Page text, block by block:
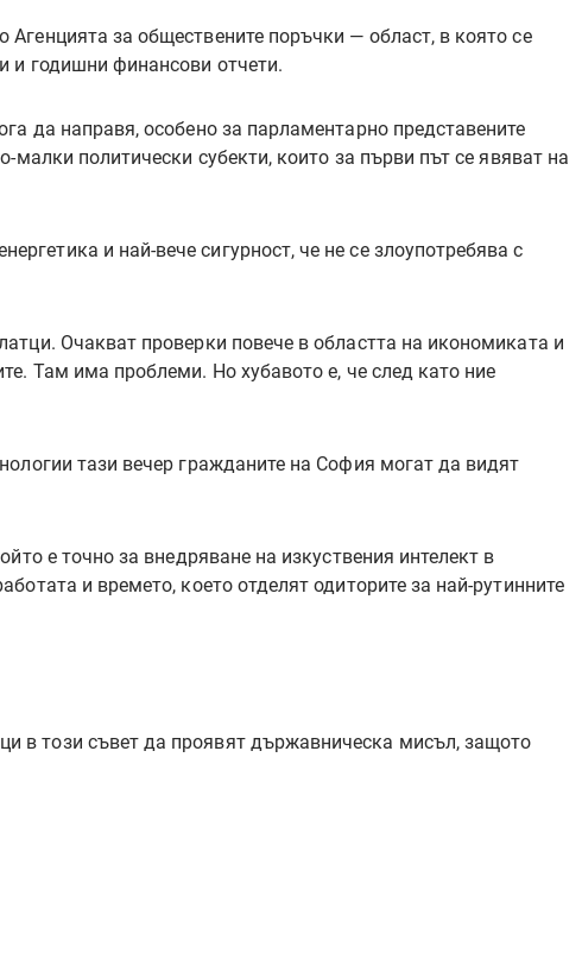
за обществените поръчки — област, в която се
и годишни финансови отчети.
да направя, особено за парламентарно представените
малки политически субекти, които за първи път се явяват на
и най-вече сигурност, че не се злоупотребява с
Очакват проверки повече в областта на икономиката и
Там има проблеми. Но хубавото е, че след като ние
тази вечер гражданите на София могат да видят
е точно за внедряване на изкуствения интелект в
и времето, което отделят одиторите за най-рутинните
в този съвет да проявят държавническа мисъл, защото